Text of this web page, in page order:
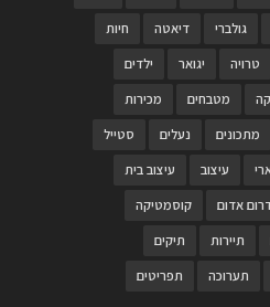
גולברי דיאטה
חיות
טרויה יגואר
ילדים
מטבחים
מכירות
מתכונים נעלים
סטייל
עיצוב
עיצוב בית
אדום
קוסמטיקה
תיירות
תיקים
תערוכה תפריטים